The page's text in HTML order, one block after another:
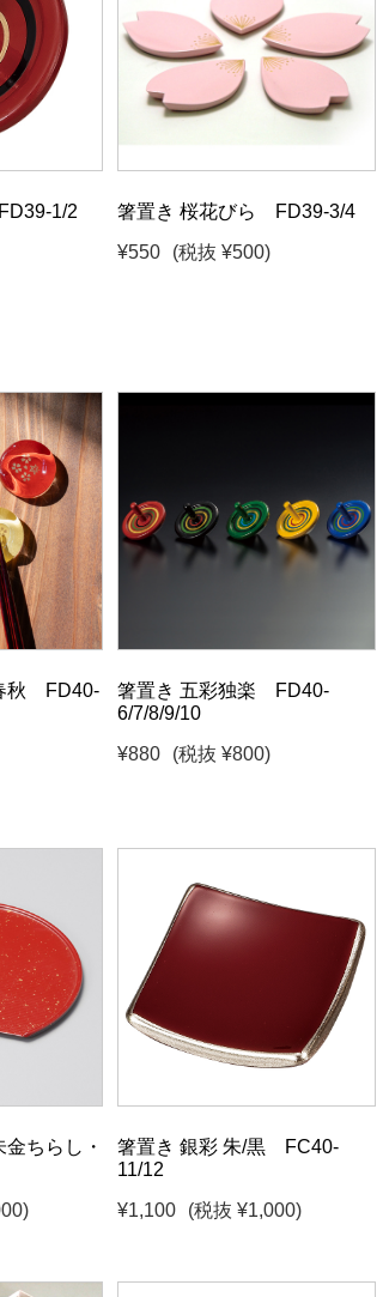
1/2
箸置き 桜花びら FD39-3/4
¥550
(税抜 ¥500)
秋 FD40-
箸置き 五彩独楽 FD40-
6/7/8/9/10
¥880
(税抜 ¥800)
ちらし・
箸置き 銀彩 朱/黒 FC40-
11/12
¥1,100
(税抜 ¥1,000)